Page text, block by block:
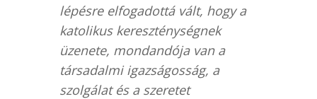
lépésre elfogadottá vált, hogy a
katolikus kereszténységnek
üzenete, mondandója van a
társadalmi igazságosság, a
szolgálat és a szeretet